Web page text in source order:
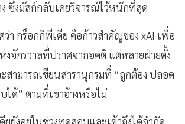
ซึ่งมัสก์กลับเคยวิจารณ์ไว้หนักที่สุด
า กร็อกกิพีเดีย คือก้าวสำคัญของ xAI เพื่อ
งจักรวาลที่ปราศจากอคติ แต่หลายฝ่ายตั้ง
สามารถเขียนสารานุกรมที่ “ถูกต้อง ปลอด
ได้” ตามที่เขาอ้างหรือไม่